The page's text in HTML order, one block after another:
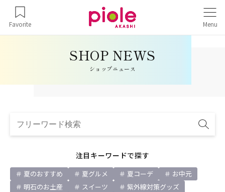
Favorite Menu
ショップニュース
注目キーワードで探す
夏のおすすめ 夏グルメ 夏コーデ
お中元
明石のお土産
スイーツ
紫外線対策グッズ